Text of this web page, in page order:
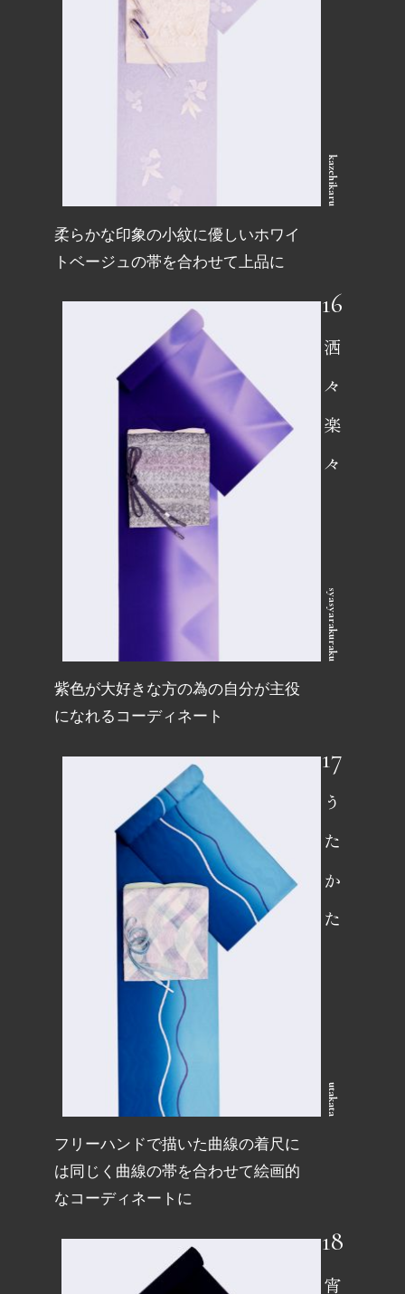
kazehikaru
柔らかな印象の小紋に優しいホワイ
トベージュの帯を合わせて上品に
洒々楽々
syasyarakuraku
紫色が大好きな方の為の自分が主役
になれるコーディネート
うたかた
utakata
フリーハンドで描いた曲線の着尺に
は同じく曲線の帯を合わせて絵画的
なコーディネートに